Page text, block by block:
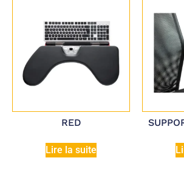
RED
Lire la suite